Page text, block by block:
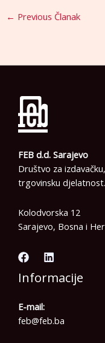
← Previous Članak
FEB d.d. Sarajevo
Društvo za
trgovinsku djelatnost.
Kolodvorska 12
Sarajevo, Bosna i
Informacije
E-mail:
feb@feb.ba